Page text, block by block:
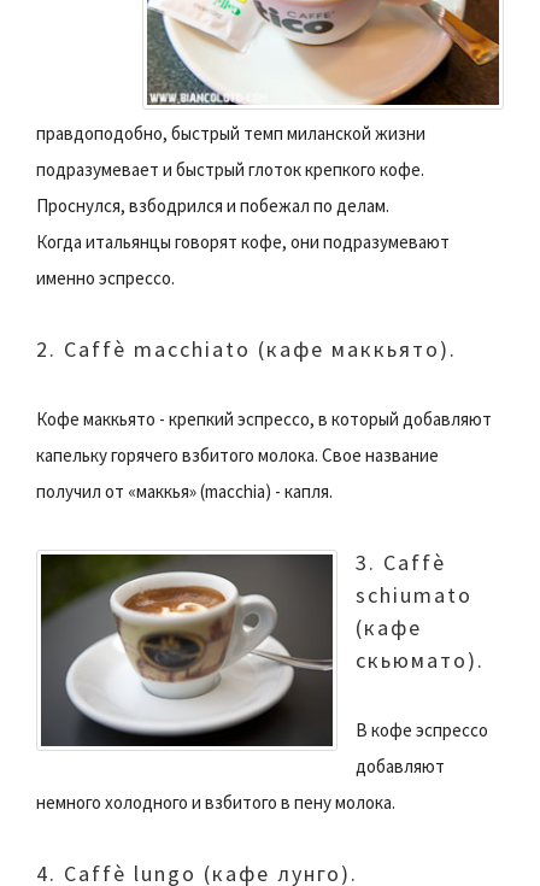
правдоподобно, быстрый темп миланской жизни
подразумевает и быстрый глоток крепкого кофе.
Проснулся, взбодрился и побежал по делам.
Когда итальянцы говорят кофе, они подразумевают
именно эспрессо.
2. Caffè macchiato (кафе маккьято).
Кофе маккьято - крепкий эспрессо, в который добавляют
капельку горячего взбитого молока. Свое название
получил от «маккья» (macchia) - капля.
3. Caffè
schiumato
(кафе
скьюмато).
В кофе эспрессо
добавляют
немного холодного и взбитого в пену молока.
4. Caffè lungo (кафе лунго).